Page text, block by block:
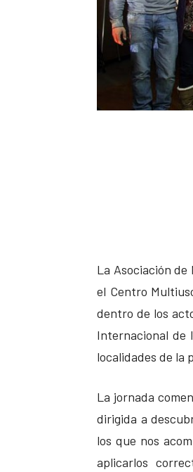
La Asociación de
el Centro
dentro de los
Internacional de
localidades de la
La jornada
dirigida a
los que nos
aplicarlos